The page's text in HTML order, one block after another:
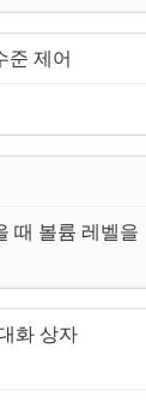
준 제어
때 볼륨 레벨을
화 상자